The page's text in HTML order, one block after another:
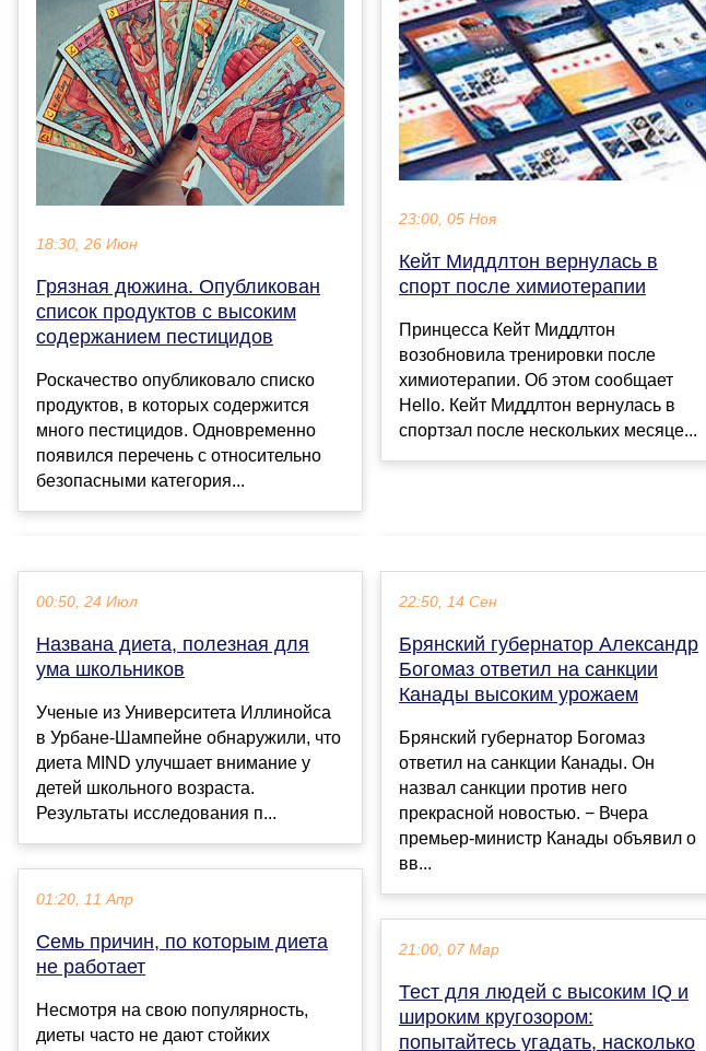
18:30, 26 Июн
Грязная дюжина. Опубликован
список продуктов с высоким
содержанием пестицидов
Роскачество опубликовало списко
продуктов, в которых содержится
много пестицидов. Одновременно
появился перечень с относительно
безопасными категория...
23:00, 05 Ноя
Кейт Миддлтон вернулась в
спорт после химиотерапии
Принцесса Кейт Миддлтон
возобновила тренировки после
химиотерапии. Об этом сообщает
Hello. Кейт Миддлтон вернулась в
спортзал после нескольких месяце...
00:50, 24 Июл
Названа диета, полезная для
ума школьников
Ученые из Университета Иллинойса
в Урбане-Шампейне обнаружили, что
диета MIND улучшает внимание у
детей школьного возраста.
Результаты исследования п...
01:20, 11 Апр
Семь причин, по которым диета
не работает
Несмотря на свою популярность,
диеты часто не дают стойких
22:50, 14 Сен
Брянский губернатор Александр
Богомаз ответил на санкции
Канады высоким урожаем
Брянский губернатор Богомаз
ответил на санкции Канады. Он
назвал санкции против него
прекрасной новостью. − Вчера
премьер-министр Канады объявил о
вв...
21:00, 07 Мар
Тест для людей с высоким IQ и
широким кругозором:
попытайтесь угадать, насколько